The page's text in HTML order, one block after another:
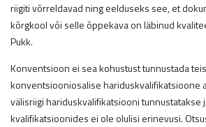
riigiti võrreldavad ning eelduseks see, et
kõrgkool või selle õppekava on läbinud
Pukk.
Konventsioon ei sea kohustust tunnustada
konventsiooniosalise hariduskvalifikatsioone
välisriigi hariduskvalifikatsiooni tunnustatakse
kvalifikatsioonides ei ole olulisi erinevusi.